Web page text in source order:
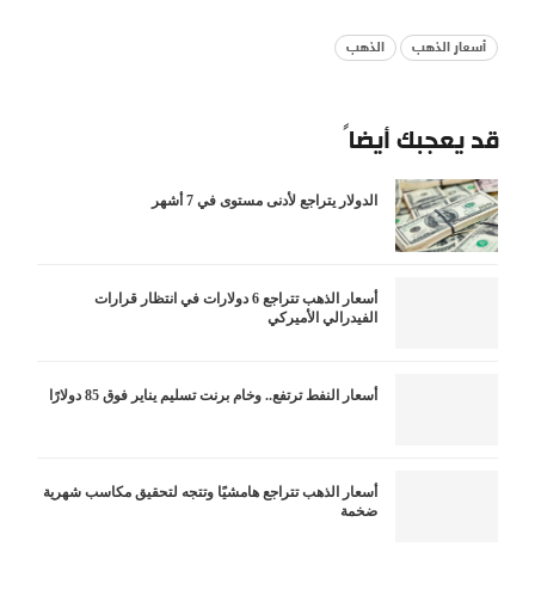
أسعار الذهب الذهب
قد يعجبك أيضاً
الدولار يتراجع لأدنى مستوى في 7 أشهر
أسعار الذهب تتراجع 6 دولارات في انتظار قرارات
الفيدرالي الأميركي
أسعار النفط ترتفع.. وخام برنت تسليم يناير فوق 85 دولارًا
أسعار الذهب تتراجع هامشيًا وتتجه لتحقيق مكاسب شهرية
ضخمة